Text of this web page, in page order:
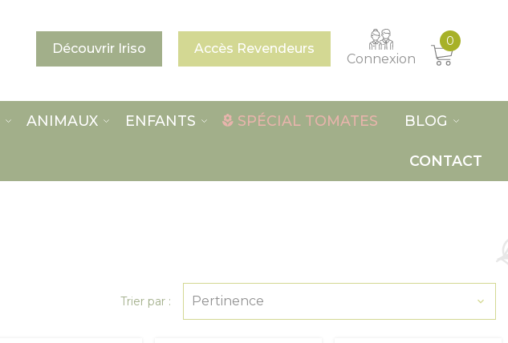
Découvrir Iriso Accès Revendeurs
Connexion
0
ANIMAUX ENFANTS SPÉCIAL TOMATES BLOG
CONTACT
Trier par : Pertinence 